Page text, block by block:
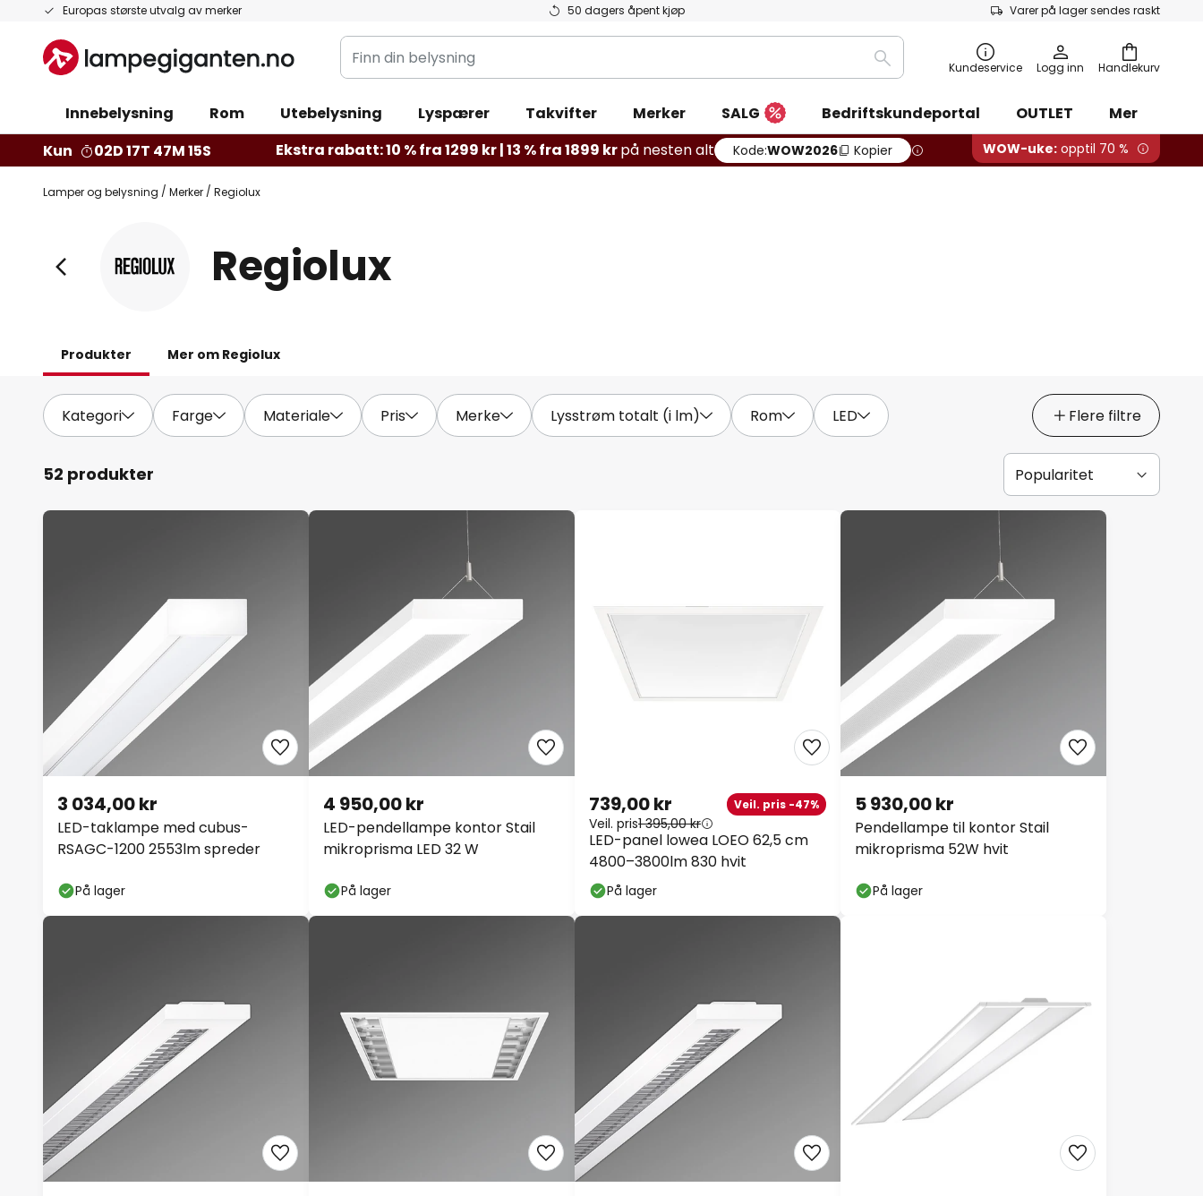
Europas største utvalg av merker 50 dagers åpent kjøp Varer på lager sendes raskt
Hopp
innhold
Handlekurv
Finn
din
Søk Kundeservice Logg inn
Innebelysning Rom Utebelysning Lyspærer Takvifter Merker SALG Bedriftskundeportal OUTLET
Mer
Kun
02D 17T 47M 14S Ekstra rabatt: 10 % fra 1299 kr | 13 % fra 1899 krpå nesten alt Kode:WOW2026 Kopier WOW-uke: opptil 70 %
Lamper og belysning Merker Regiolux
Regiolux
Produkter Mer om Regiolux
Kategori Farge Materiale Pris Merke Lysstrøm totalt (i lm) Rom LED Flere filtre
52 produkter
LED-taklampe med cubus-
RSAGC-1200 2553lm spreder
3 034,00 kr
På lager
LED-pendellampe kontor Stail
mikroprisma LED 32 W
4 950,00 kr
På lager
LED-panel lowea LOEO 62,5 cm
4800–3800lm 830 hvit
739,00 kr Veil. pris -47%
Veil. pris1 395,00 kr
På lager
Pendellampe til kontor Stail
mikroprisma 52W hvit
5 930,00 kr
På lager